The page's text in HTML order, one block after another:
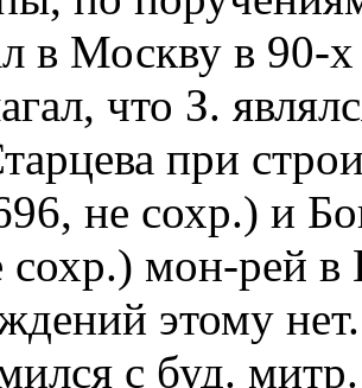
в Москву в 90-
что З.
при
не сохр.) и
сохр.) мон-рей в
этому
с буд.